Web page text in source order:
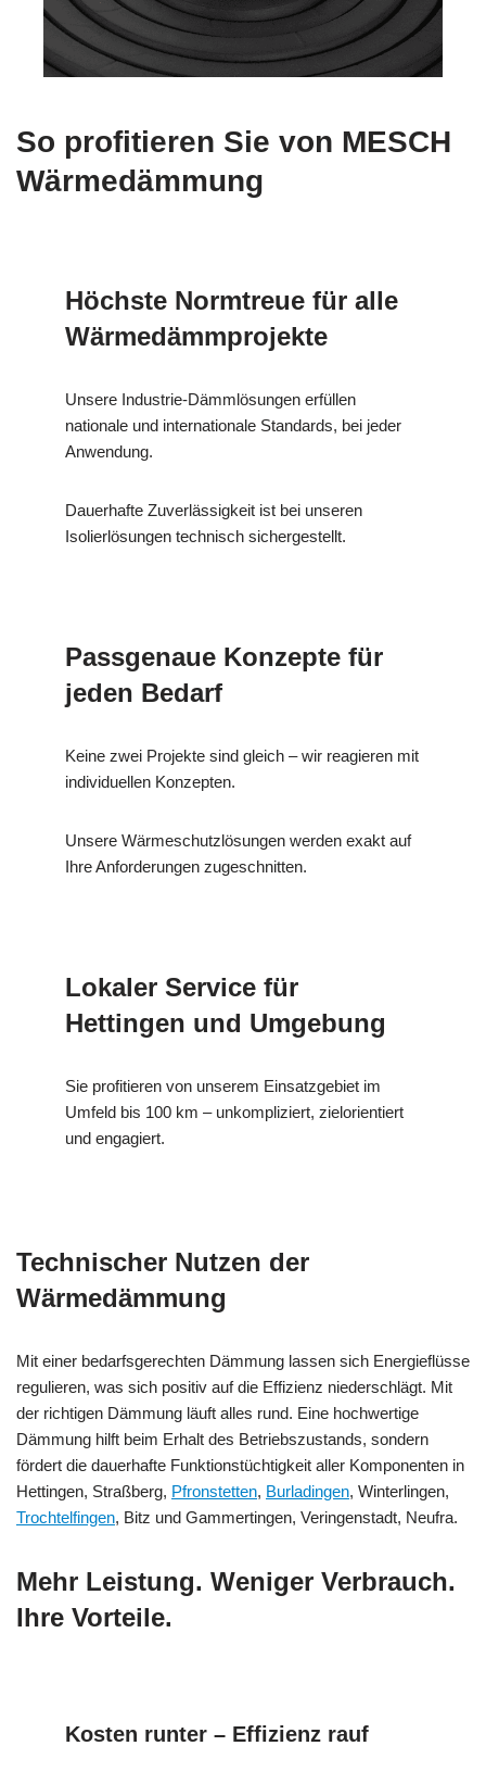
So profitieren Sie von MESCH
Wärmedämmung
Höchste Normtreue für alle
Wärmedämmprojekte
Unsere Industrie-Dämmlösungen erfüllen
nationale und internationale Standards, bei jeder
Anwendung.
Dauerhafte Zuverlässigkeit ist bei unseren
Isolierlösungen technisch sichergestellt.
Passgenaue Konzepte für
jeden Bedarf
Keine zwei Projekte sind gleich – wir reagieren mit
individuellen Konzepten.
Unsere Wärmeschutzlösungen werden exakt auf
Ihre Anforderungen zugeschnitten.
Lokaler Service für
Hettingen und Umgebung
Sie profitieren von unserem Einsatzgebiet im
Umfeld bis 100 km – unkompliziert, zielorientiert
und engagiert.
Technischer Nutzen der
Wärmedämmung
Mit einer bedarfsgerechten Dämmung lassen sich Energieflüsse
regulieren, was sich positiv auf die Effizienz niederschlägt. Mit
der richtigen Dämmung läuft alles rund. Eine hochwertige
Dämmung hilft beim Erhalt des Betriebszustands, sondern
fördert die dauerhafte Funktionstüchtigkeit aller Komponenten in
Hettingen, Straßberg, Pfronstetten, Burladingen, Winterlingen,
Trochtelfingen, Bitz und Gammertingen, Veringenstadt, Neufra.
Mehr Leistung. Weniger Verbrauch.
Ihre Vorteile.
Kosten runter – Effizienz rauf